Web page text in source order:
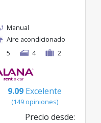
Manual
Aire acondicionado
5
4 2
9.09 Excelente
(149 opiniones)
Precio desde: